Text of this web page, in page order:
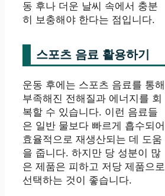
동 후나 더운 날씨 속에서 충분
히 보충해야 한다는 점입니다.
스포츠 음료 활용하기
운동 후에는 스포츠 음료를 통해
부족해진 전해질과 에너지를 회
복할 수 있습니다. 이런 음료들
은 일반 물보다 빠르게 흡수되어
효율적으로 재생산되는 데 도움
을 줍니다. 하지만 당 성분이 많
은 제품은 피하고 저당 제품으로
선택하는 것이 좋습니다.